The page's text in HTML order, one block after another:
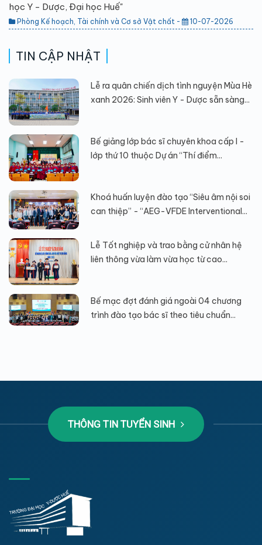
học Y - Dược, Đại học Huế"
Phòng Kế hoạch, Tài chính và Cơ sở Vật chất - 10-07-2026
TIN CẬP NHẬT
Lễ ra quân chiến dịch tình nguyện Mùa Hè
xanh 2026: Sinh viên Y - Dược sẵn sàng...
Bế giảng lớp bác sĩ chuyên khoa cấp I -
lớp thứ 10 thuộc Dự án “Thí điểm...
Khoá huấn luyện đào tạo “Siêu âm nội soi
can thiệp” - “AEG-VFDE Interventional...
Lễ Tốt nghiệp và trao bằng cử nhân hệ
liên thông vừa làm vừa học từ cao...
Bế mạc đợt đánh giá ngoài 04 chương
trình đào tạo bác sĩ theo tiêu chuẩn...
THÔNG TIN TUYỂN SINH